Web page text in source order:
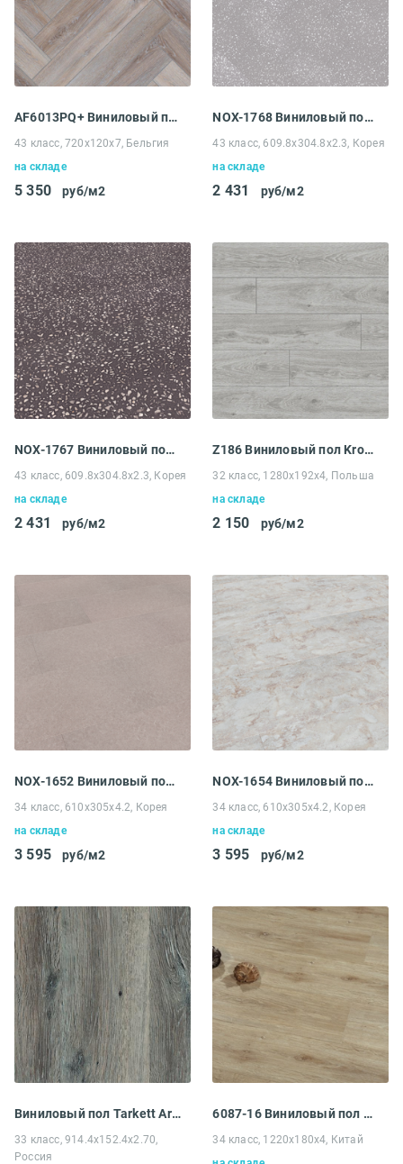
AF6013PQ+ Виниловый пол Aquafloor Parquet
43 класс, 720x120x7, Бельгия
на складе
5 350 руб/м2
NOX-1768 Виниловый пол EcoClick NOX-1700 Stone Фицрой
43 класс, 609.8x304.8x2.3, Корея
на складе
2 431 руб/м2
NOX-1767 Виниловый пол EcoClick NOX-1700 Stone Элгон
43 класс, 609.8x304.8x2.3, Корея
на складе
2 431 руб/м2
Z186 Виниловый пол Kronospan Kronostep SPC Grey Seal Oak (RW)
32 класс, 1280x192x4, Польша
на складе
2 150 руб/м2
NOX-1652 Виниловый пол EcoClick NOX-1600 Stone Чогори
34 класс, 610x305x4.2, Корея
на складе
3 595 руб/м2
NOX-1654 Виниловый пол EcoClick NOX-1600 Stone Кайлас
34 класс, 610x305x4.2, Корея
на складе
3 595 руб/м2
Виниловый пол Tarkett Art Vinyl Epic Howard
33 класс, 914.4x152.4x2.70,
Россия
6087-16 Виниловый пол Betta La Casa Кальяри
34 класс, 1220x180x4, Китай